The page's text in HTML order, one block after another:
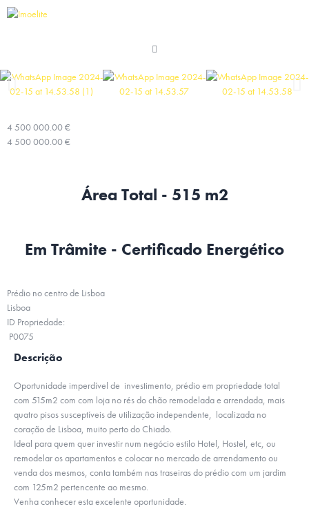
4 500 000.00 €
4 500 000.00 €
Área Total - 515 m2
Em Trâmite - Certificado Energético
Prédio no centro de Lisboa
Lisboa
ID Propriedade:
P0075
Descrição
Oportunidade imperdível de investimento, prédio em propriedade total
com 515m2 com com loja no rés do chão remodelada e arrendada, mais
quatro pisos susceptíveis de utilização independente, localizada no
coração de Lisboa, muito perto do Chiado.
Ideal para quem quer investir num negócio estilo Hotel, Hostel, etc, ou
remodelar os apartamentos e colocar no mercado de arrendamento ou
venda dos mesmos, conta também nas traseiras do prédio com um jardim
com 125m2 pertencente ao mesmo.
Venha conhecer esta excelente oportunidade.